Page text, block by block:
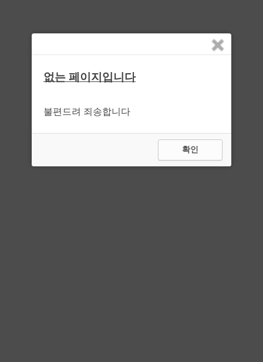
없는 페이지입니다
불편드려 죄송합니다
확인